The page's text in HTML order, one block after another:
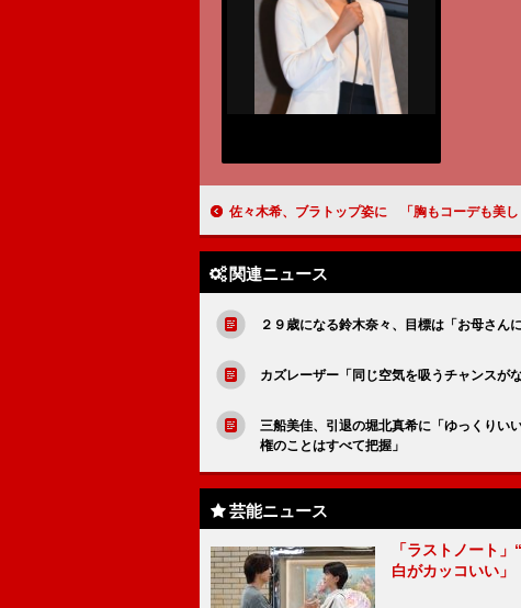
佐々木希、ブラトップ姿に 「胸もコーデも美しくキマる
関連ニュース
２９歳になる鈴木奈々、目標は「お母さ
カズレーザー「同じ空気を吸うチャンス
三船美佳、引退の堀北真希に「ゆっくり
権のことはすべて把握」
芸能ニュース
「ラストノート
白がカッコいい」